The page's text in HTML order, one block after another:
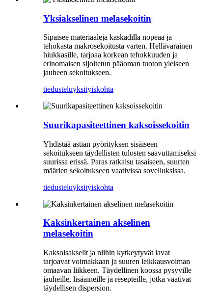
Yksiakselinen melasekoitin
Sipaisee materiaaleja kaskadilla nopeaa ja
tehokasta makrosekoitusta varten. Hellävarainen
hiukkasille, tarjoaa korkean tehokkuuden ja
erinomaisen sijoitetun pääoman tuoton yleiseen
jauheen sekoitukseen.
tiedusteluyksityiskohta
Suurikapasiteettinen kaksoissekoitin
Yhdistää astian pyörityksen sisäiseen
sekoitukseen täydellisten tulosten saavuttamiseksi
suurissa erissä. Paras ratkaisu tasaiseen, suurten
määrien sekoitukseen vaativissa sovelluksissa.
tiedusteluyksityiskohta
Kaksinkertainen akselinen
melasekoitin
Kaksoisakselit ja niihin kytkeytyvät lavat
tarjoavat voimakkaan ja suuren leikkausvoiman
omaavan liikkeen. Täydellinen koossa pysyville
jauheille, lisäaineille ja resepteille, jotka vaativat
täydellisen dispersion.